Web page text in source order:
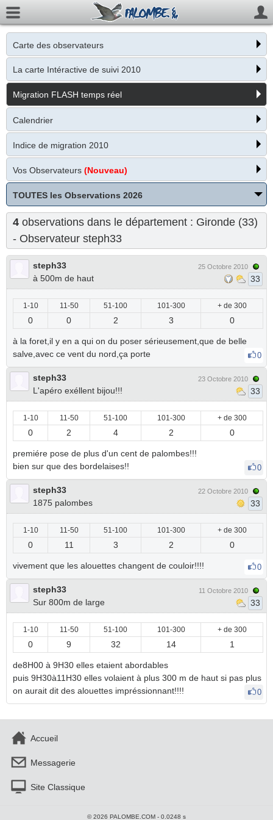
Carte des observateurs
La carte Intéractive de suivi 2010
Migration FLASH temps réel
Calendrier
Indice de migration 2010
Vos Observateurs (Nouveau)
TOUTES les Observations 2026
4 observations dans le département : Gironde (33)
- Observateur steph33
steph33
à 500m de haut
25 Octobre 2010
33
1-10 11-50 51-100 101-300 + de 300
0 0 2 3 0
à la foret,il y en a qui on du poser sérieusement,que de belle
salve,avec ce vent du nord,ça porte
0
steph33
L'apéro exéllent bijou!!!
23 Octobre 2010
33
1-10 11-50 51-100 101-300 + de 300
0 2 4 2 0
premiére pose de plus d'un cent de palombes!!!
bien sur que des bordelaises!!
0
steph33
1875 palombes
22 Octobre 2010
33
1-10 11-50 51-100 101-300 + de 300
0 11 3 2 0
vivement que les alouettes changent de couloir!!!! 0
steph33
Sur 800m de large
11 Octobre 2010
33
1-10 11-50 51-100 101-300 + de 300
0 9 32 14 1
de8H00 à 9H30 elles etaient abordables
puis 9H30à11H30 elles volaient à plus 300 m de haut si pas plus
on aurait dit des alouettes impréssionnant!!!!
0
Accueil
Messagerie
Site Classique
© 2026 PALOMBE.COM - 0.0248 s